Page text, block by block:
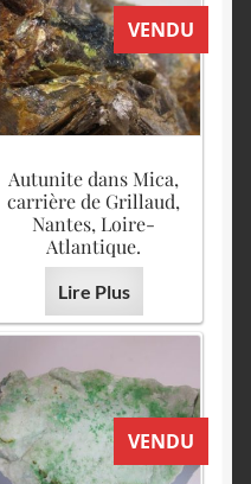
VENDU
Autunite dans Mica,
carrière de Grillaud,
Nantes, Loire-
Atlantique.
Lire Plus
VENDU